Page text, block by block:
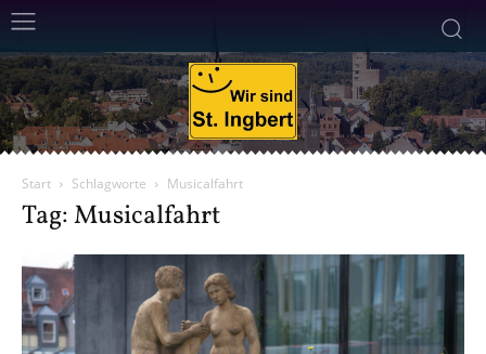
Start Schlagworte Musicalfahrt
Tag: Musicalfahrt